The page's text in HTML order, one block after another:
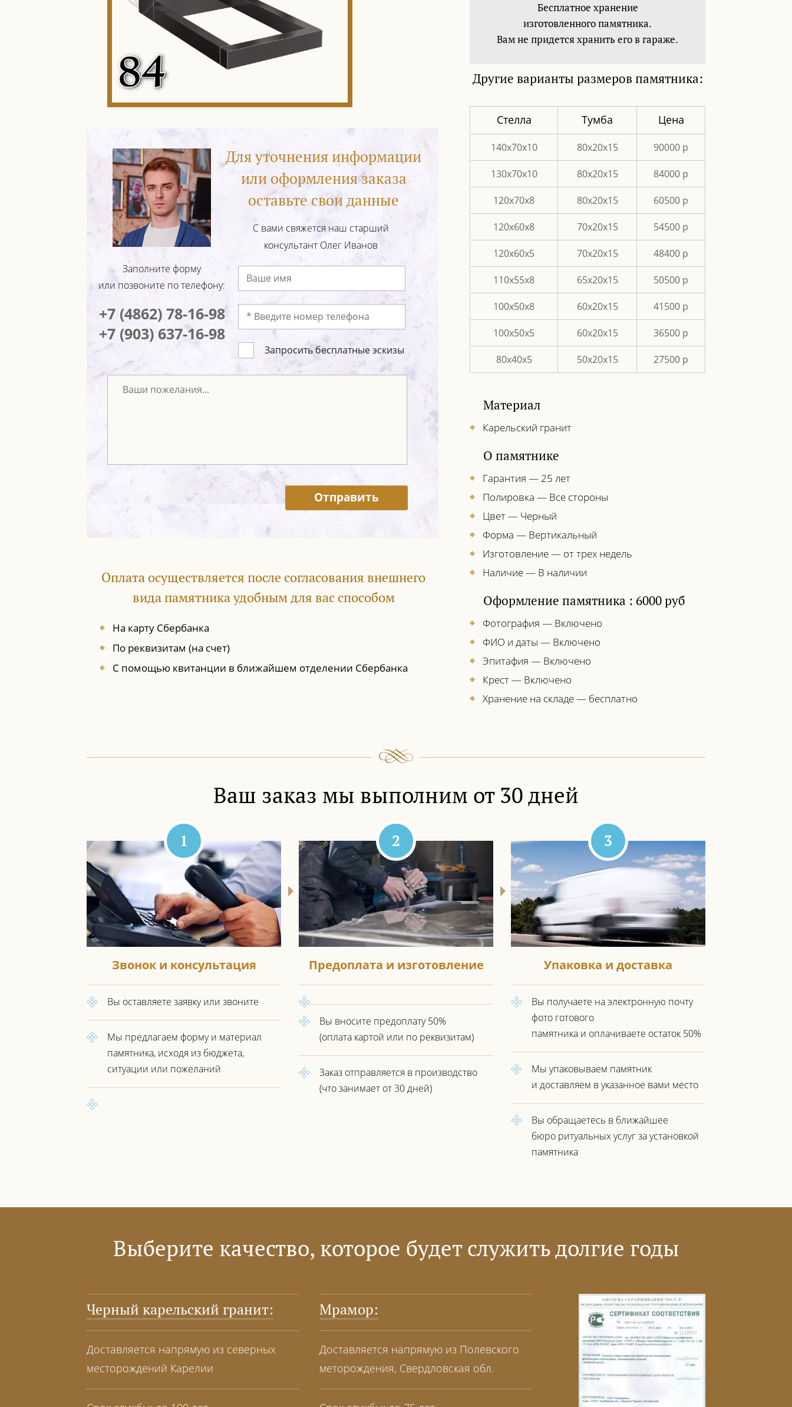
Заполните форму
или позвоните по телефону:
+7 (4862) 78-16-98
+7 (903) 637-16-98
Для уточнения информации
или оформления заказа
оставьте свои данные
С вами свяжется наш старший
консультант Олег Иванов
Запросить бесплатные эскизы
Отправить
Оплата осуществляется после согласования внешнего
вида памятника удобным для вас способом
На карту Сбербанка
По реквизитам (на счет)
С помощью квитанции в ближайшем отделении Сбербанка
Бесплатное хранение
изготовленного памятника.
Вам не придется хранить его в гараже.
Другие варианты размеров памятника:
Стелла Тумба Цена
140x70x10 80x20x15 90000 p
130х70х10 80х20х15 84000 p
120х70х8 80х20х15 60500 p
120х60х8 70х20х15 54500 p
120х60х5 70х20х15 48400 p
110х55х8 65х20х15 50500 p
100х50х8 60х20х15 41500 p
100х50х5 60х20х15 36500 p
80х40х5 50х20х15 27500 р
Материал
Карельский гранит
О памятнике
Гарантия — 25 лет
Полировка — Все стороны
Цвет — Черный
Форма — Вертикальный
Изготовление — от трех недель
Наличие — В наличии
Оформление памятника : 6000 руб
Фотография — Включено
ФИО и даты — Включено
Эпитафия — Включено
Крест — Включено
Хранение на складе — бесплатно
Ваш заказ мы выполним от 30 дней
1
Звонок и консультация
Вы оставляете заявку или звоните
Мы предлагаем форму и материал
памятника, исходя из бюджета,
ситуации или пожеланий
2
Предоплата и изготовление
Вы вносите предоплату 50%
(оплата картой или по реквизитам)
Заказ отправляется в производство
(что занимает от 30 дней)
3
Упаковка и доставка
Вы получаете на электронную почту
фото готового
памятника и оплачиваете остаток 50%
Мы упаковываем памятник
и доставляем в указанное вами место
Вы обращаетесь в ближайшее
бюро ритуальных услуг за установкой
памятника
Выберите качество, которое будет служить долгие годы
Черный карельский гранит:
Доставляется напрямую из северных
месторождений Карелии
Мрамор:
Доставляется напрямую из Полевского
меторождения, Свердловская обл.